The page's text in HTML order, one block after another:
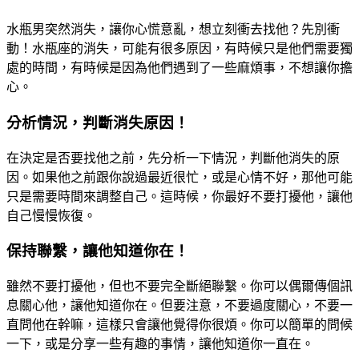
水瓶男突然消失，讓你心慌意亂，想立刻衝去找他？先別衝
動！水瓶座的消失，可能有很多原因，有時候只是他們需要獨
處的時間，有時候是因為他們遇到了一些麻煩事，不想讓你擔
心。
分析情況，判斷消失原因！
在決定是否要找他之前，先分析一下情況，判斷他消失的原
因。如果他之前跟你說過最近很忙，或是心情不好，那他可能
只是需要時間來調整自己。這時候，你最好不要打擾他，讓他
自己慢慢恢復。
保持聯繫，讓他知道你在！
雖然不要打擾他，但也不要完全斷絕聯繫。你可以偶爾傳個訊
息關心他，讓他知道你在。但要注意，不要過度關心，不要一
直問他在幹嘛，這樣只會讓他覺得你很煩。你可以簡單的問候
一下，或是分享一些有趣的事情，讓他知道你一直在。